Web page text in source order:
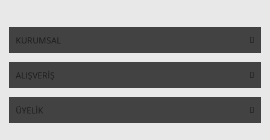
KURUMSAL
ALIŞVERİŞ
ÜYELİK